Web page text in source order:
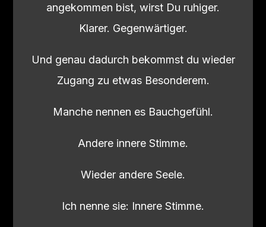
angekommen bist, wirst Du ruhiger.
Klarer. Gegenwärtiger.
Und genau dadurch bekommst du wieder
Zugang zu etwas Besonderem.
Manche nennen es Bauchgefühl.
Andere innere Stimme.
Wieder andere Seele.
Ich nenne sie: Innere Stimme.